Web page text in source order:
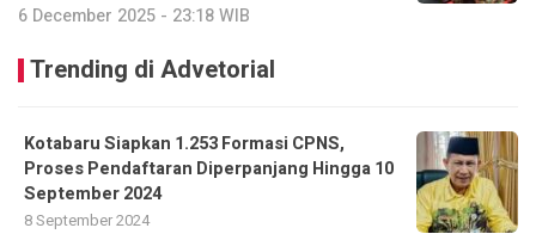
6 December 2025 - 23:18 WIB
Trending di Advetorial
Kotabaru Siapkan 1.253 Formasi CPNS,
Proses Pendaftaran Diperpanjang Hingga 10
September 2024
8 September 2024